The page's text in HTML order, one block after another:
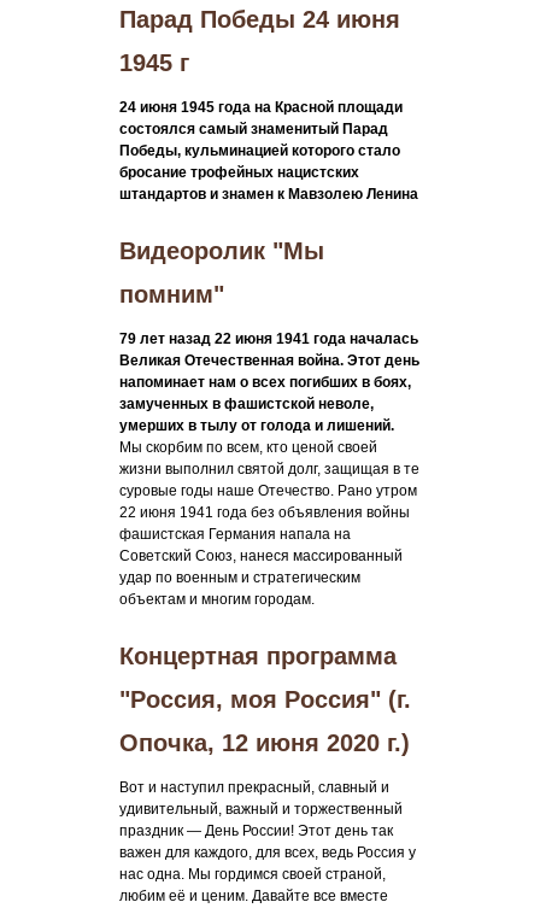
Парад Победы 24 июня
1945 г
24 июня 1945 года на Красной площади
состоялся самый знаменитый Парад
Победы, кульминацией которого стало
бросание трофейных нацистских
штандартов и знамен к Мавзолею Ленина
Видеоролик "Мы
помним"
79 лет назад 22 июня 1941 года началась
Великая Отечественная война. Этот день
напоминает нам о всех погибших в боях,
замученных в фашистской неволе,
умерших в тылу от голода и лишений.
Мы скорбим по всем, кто ценой своей
жизни выполнил святой долг, защищая в те
суровые годы наше Отечество. Рано утром
22 июня 1941 года без объявления войны
фашистская Германия напала на
Советский Союз, нанеся массированный
удар по военным и стратегическим
объектам и многим городам.
Концертная программа
"Россия, моя Россия" (г.
Опочка, 12 июня 2020 г.)
Вот и наступил прекрасный, славный и
удивительный, важный и торжественный
праздник — День России! Этот день так
важен для каждого, для всех, ведь Россия у
нас одна. Мы гордимся своей страной,
любим её и ценим. Давайте все вместе